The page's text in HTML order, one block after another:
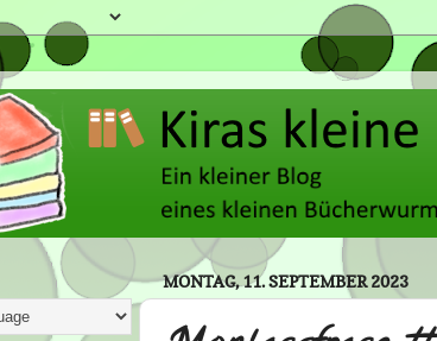
MONTAG, 11. SEPTEMBER 2023